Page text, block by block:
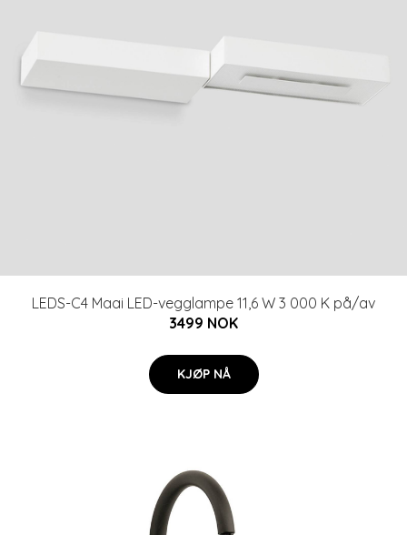
LEDS-C4 Maai LED-vegglampe 11,6 W 3 000 K på/av
3499 NOK
KJØP NÅ